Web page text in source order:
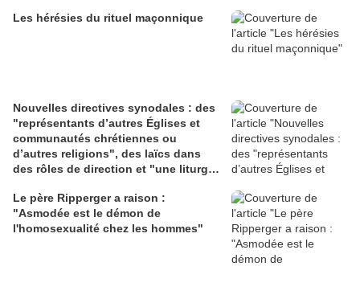
Les hérésies du rituel maçonnique
Nouvelles directives synodales : des
"représentants d’autres Églises et
communautés chrétiennes ou
d’autres religions", des laïcs dans
des rôles de direction et "une liturgie
Le père Ripperger a raison :
"Asmodée est le démon de
l'homosexualité chez les hommes"